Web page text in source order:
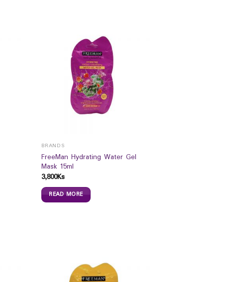
BRANDS
FreeMan Hydrating Water Gel
Mask 15ml
3,800Ks
READ MORE